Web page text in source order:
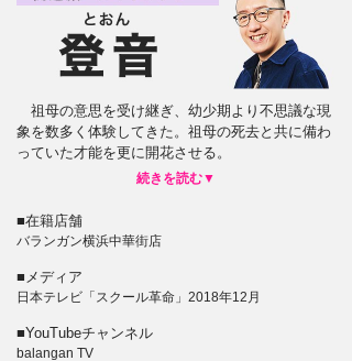
祖母の意思を受け継ぎ、幼少期より不思議な現
象を数多く体験してきた。祖母の死去と共に備わ
っていた才能を更に開花させる。
■在籍店舗
バランガン横浜中華街店
■メディア
日本テレビ「スクール革命」2018年12月
■YouTubeチャンネル
balangan TV